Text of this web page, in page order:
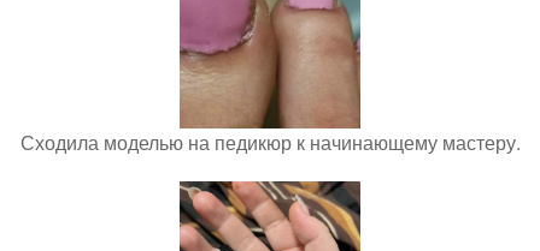
Сходила моделью на педикюр к начинающему мастеру.